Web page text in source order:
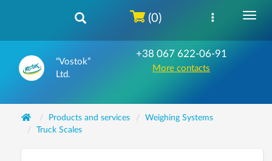
“Vostok”
Ltd.
+38 067 622-06-91
More contacts
(0)
Products and services
Weighing Systems
Truck Scales